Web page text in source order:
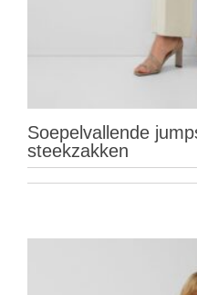
Soepelvallende
steekzakken